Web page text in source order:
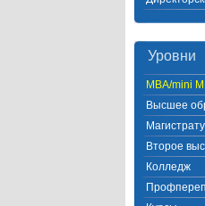
Уровни
MBA/mini
Высшее
Второе
Колледж